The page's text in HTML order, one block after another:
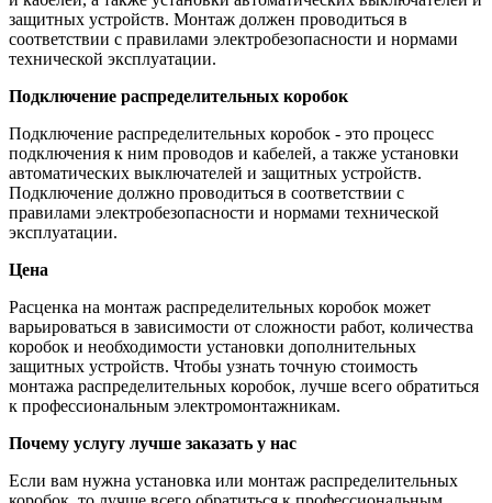
защитных устройств. Монтаж должен проводиться в
соответствии с правилами электробезопасности и нормами
технической эксплуатации.
Подключение распределительных коробок
Подключение распределительных коробок - это процесс
подключения к ним проводов и кабелей, а также установки
автоматических выключателей и защитных устройств.
Подключение должно проводиться в соответствии с
правилами электробезопасности и нормами технической
эксплуатации.
Цена
Расценка на монтаж распределительных коробок может
варьироваться в зависимости от сложности работ, количества
коробок и необходимости установки дополнительных
защитных устройств. Чтобы узнать точную стоимость
монтажа распределительных коробок, лучше всего обратиться
к профессиональным электромонтажникам.
Почему услугу лучше заказать у нас
Если вам нужна установка или монтаж распределительных